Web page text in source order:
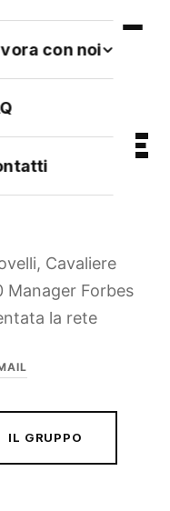
con noi
Cavaliere
Manager Forbes
la rete
IL GRUPPO